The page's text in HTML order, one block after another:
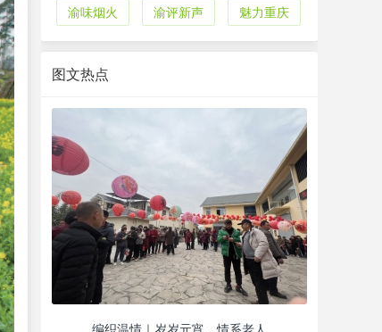
渝味烟火 渝评新声 魅力重庆
图文热点
编织温情｜岁岁元宵，情系老人